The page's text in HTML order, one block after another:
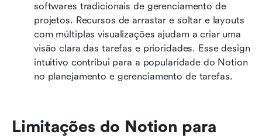
softwares tradicionais de gerenciamento de
projetos. Recursos de arrastar e soltar e layouts
com múltiplas visualizações ajudam a criar uma
visão clara das tarefas e prioridades. Esse design
intuitivo contribui para a popularidade do Notion
no planejamento e gerenciamento de tarefas.
Limitações do Notion para